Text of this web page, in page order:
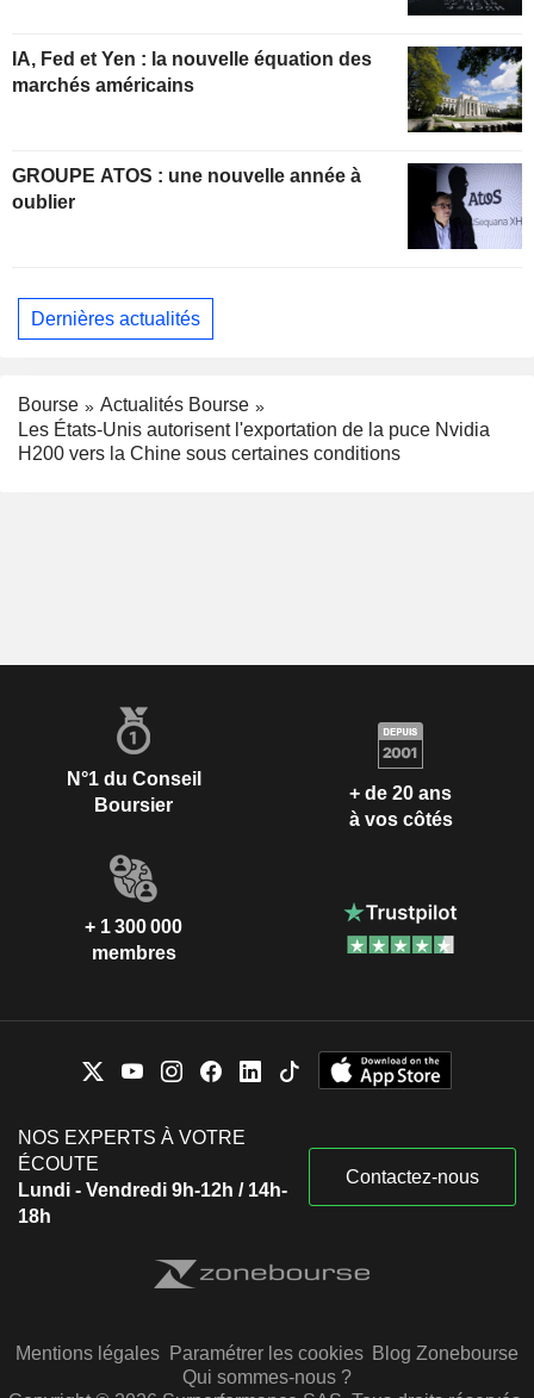
IA, Fed et Yen : la nouvelle équation des
marchés américains
GROUPE ATOS : une nouvelle année à
oublier
Dernières actualités
Bourse
Actualités Bourse
Les États-Unis autorisent l'exportation de la puce Nvidia
H200 vers la Chine sous certaines conditions
N°1 du Conseil
Boursier
+ de 20 ans
à vos côtés
+ 1 300 000
membres
NOS EXPERTS À VOTRE
ÉCOUTE
Lundi - Vendredi 9h-12h / 14h-
18h
Contactez-nous
Mentions légales Paramétrer les cookies Blog Zonebourse
Qui sommes-nous ?